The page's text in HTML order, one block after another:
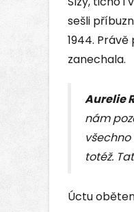
sešli
1944.
zanechala.
Aurelie
nám
všechno
totéž.
Úctu